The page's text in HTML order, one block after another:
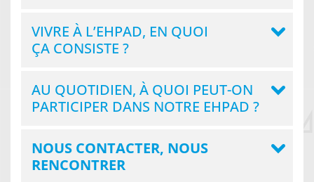
VIVRE À L’EHPAD, EN QUOI
ÇA CONSISTE ?
AU QUOTIDIEN, À QUOI PEUT-ON
PARTICIPER DANS NOTRE EHPAD ?
NOUS CONTACTER, NOUS
RENCONTRER